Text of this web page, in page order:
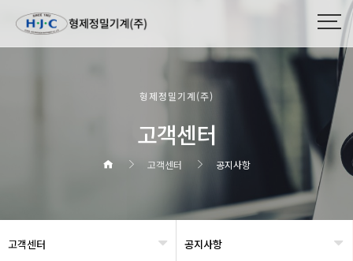
형제정밀기계(주)
고객센터
고객센터 공지사항
고객센터 공지사항